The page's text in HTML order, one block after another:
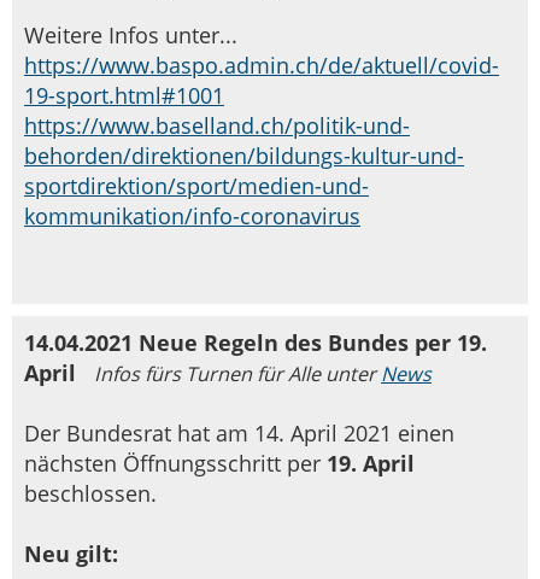
Weitere Infos unter...
https://www.baspo.admin.ch/de/aktuell/covid-
19-sport.html#1001
https://www.baselland.ch/politik-und-
behorden/direktionen/bildungs-kultur-und-
sportdirektion/sport/medien-und-
kommunikation/info-coronavirus
14.04.2021 Neue Regeln des Bundes per 19.
April Infos fürs Turnen für Alle unterNews
Der Bundesrat hat am 14. April 2021 einen
nächsten Öffnungsschritt per 19. April
beschlossen.
Neu gilt: